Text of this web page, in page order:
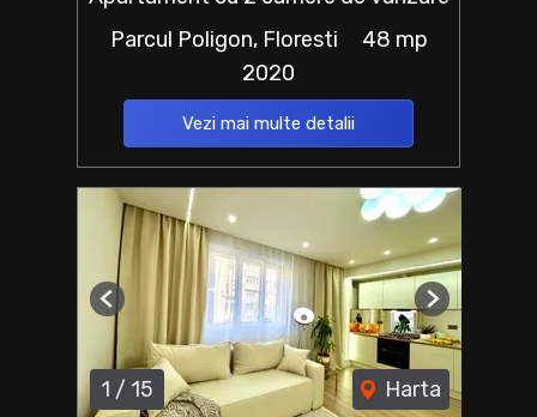
Parcul Poligon, Floresti
48 mp
2020
Vezi mai multe detalii
1 / 15 Harta
Previous Next